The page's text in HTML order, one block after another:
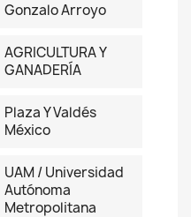
Gonzalo Arroyo
AGRICULTURA Y
GANADERÍA
Plaza Y Valdés
México
UAM / Universidad
Autónoma
Metropolitana